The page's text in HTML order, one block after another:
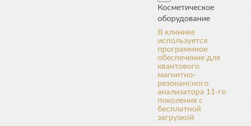
Косметическое
оборудование
В клинике
используется
программное
обеспечение для
квантового
магнитно-
резонансного
анализатора 11-го
поколения с
бесплатной
загрузкой